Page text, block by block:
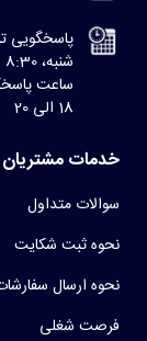
پاسخگویی
شنبه، 8:30 الی 14:30
ساعت
18 الی 20
خدمات مشتریان
سوالات متداول
نحوه ثبت شکایت
نحوه ارسال
فرصت شغلی